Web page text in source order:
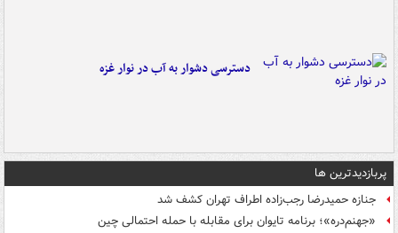
دسترسی دشوار به آب در نوار غزه
پربازدیدترین ها
جنازه حمیدرضا رجب‌زاده اطراف تهران کشف شد
«جهنم‌دره»؛ برنامه تایوان برای مقابله با حمله احتمالی چین